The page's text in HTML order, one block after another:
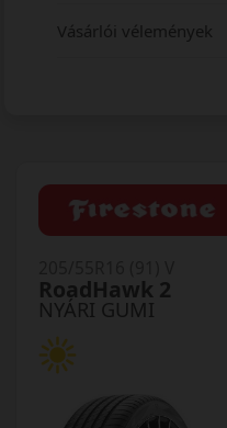
Vásárlói vélemények
NYÁRI GUMI
RoadHawk 2